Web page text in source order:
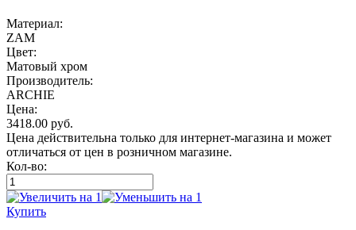
Материал:
ZAM
Цвет:
Матовый хром
Производитель:
ARCHIE
Цена:
3418.00 руб.
Цена действительна только для интернет-магазина и может
отличаться от цен в розничном магазине.
Кол-во:
Купить